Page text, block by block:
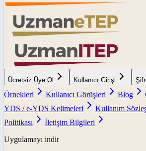
Ücretsiz Üye Ol Kullanıcı Girişi
Örnekleri
Kullanıcı Görüşleri Blog
YDS / e-YDS Kelimeleri
Kullanım
Politikası
İletişim Bilgileri
Uygulamayı indir